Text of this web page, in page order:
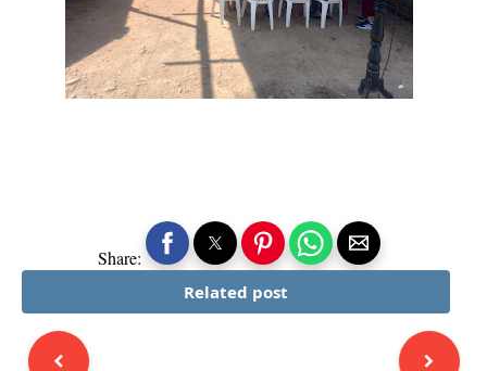
Share:
Related post